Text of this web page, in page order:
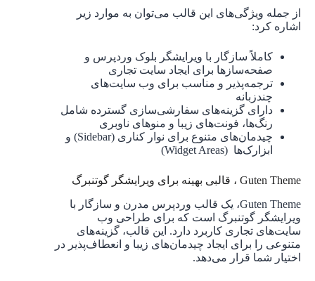
از جمله ویژگی‌های این قالب می‌توان به موارد زیر
اشاره کرد:
کاملاً سازگار با ویرایشگر بلوک وردپرس و
صفحه‌سازها برای ایجاد سایت تجاری
ترجمه‌پذیر و مناسب برای وب سایت‌های
چندزبانه
دارای گزینه‌های سفارشی‌سازی گسترده شامل
رنگ‌ها، فونت‌های زیبا و منوهای ناوبری
چیدمان‌های متنوع برای نوار کناری (Sidebar) و
ابزارک‌ها (Widget Areas)
Guten Theme ، قالبی بهینه برای ویرایشگر گوتنبرگ
Guten Theme، یک قالب وردپرس مدرن و سازگار با
ویرایشگر گوتنبرگ است که برای طراحی وب
سایت‌های تجاری کاربرد دارد. این قالب، گزینه‌های
متنوعی را برای ایجاد چیدمان‌های زیبا و انعطاف‌پذیر در
اختیار شما قرار می‌دهد.